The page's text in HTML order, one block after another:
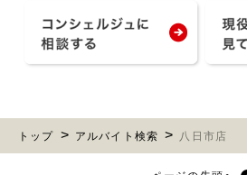
トップ アルバイト検索 八日市店